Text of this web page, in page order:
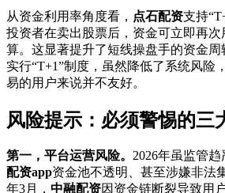
从资金利用率角度看， 点石配资支持
投资者在卖出股票后，资金可立即再
算。这显著提升了短线操盘手的资金周
实行“T+1”制度，虽然降低了系统风险
易的用户来说并不友好。
风险提示：必须警惕的三
第一，平台运营风险。 2026年虽监管
配资app资金池不透明、甚至涉嫌非法
年3月， 中融配资因资金链断裂导致用